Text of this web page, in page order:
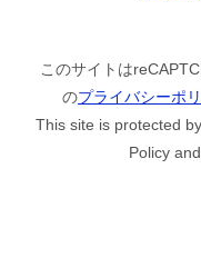
このサイトは
のプライバシーポ
This site is protected
Policy